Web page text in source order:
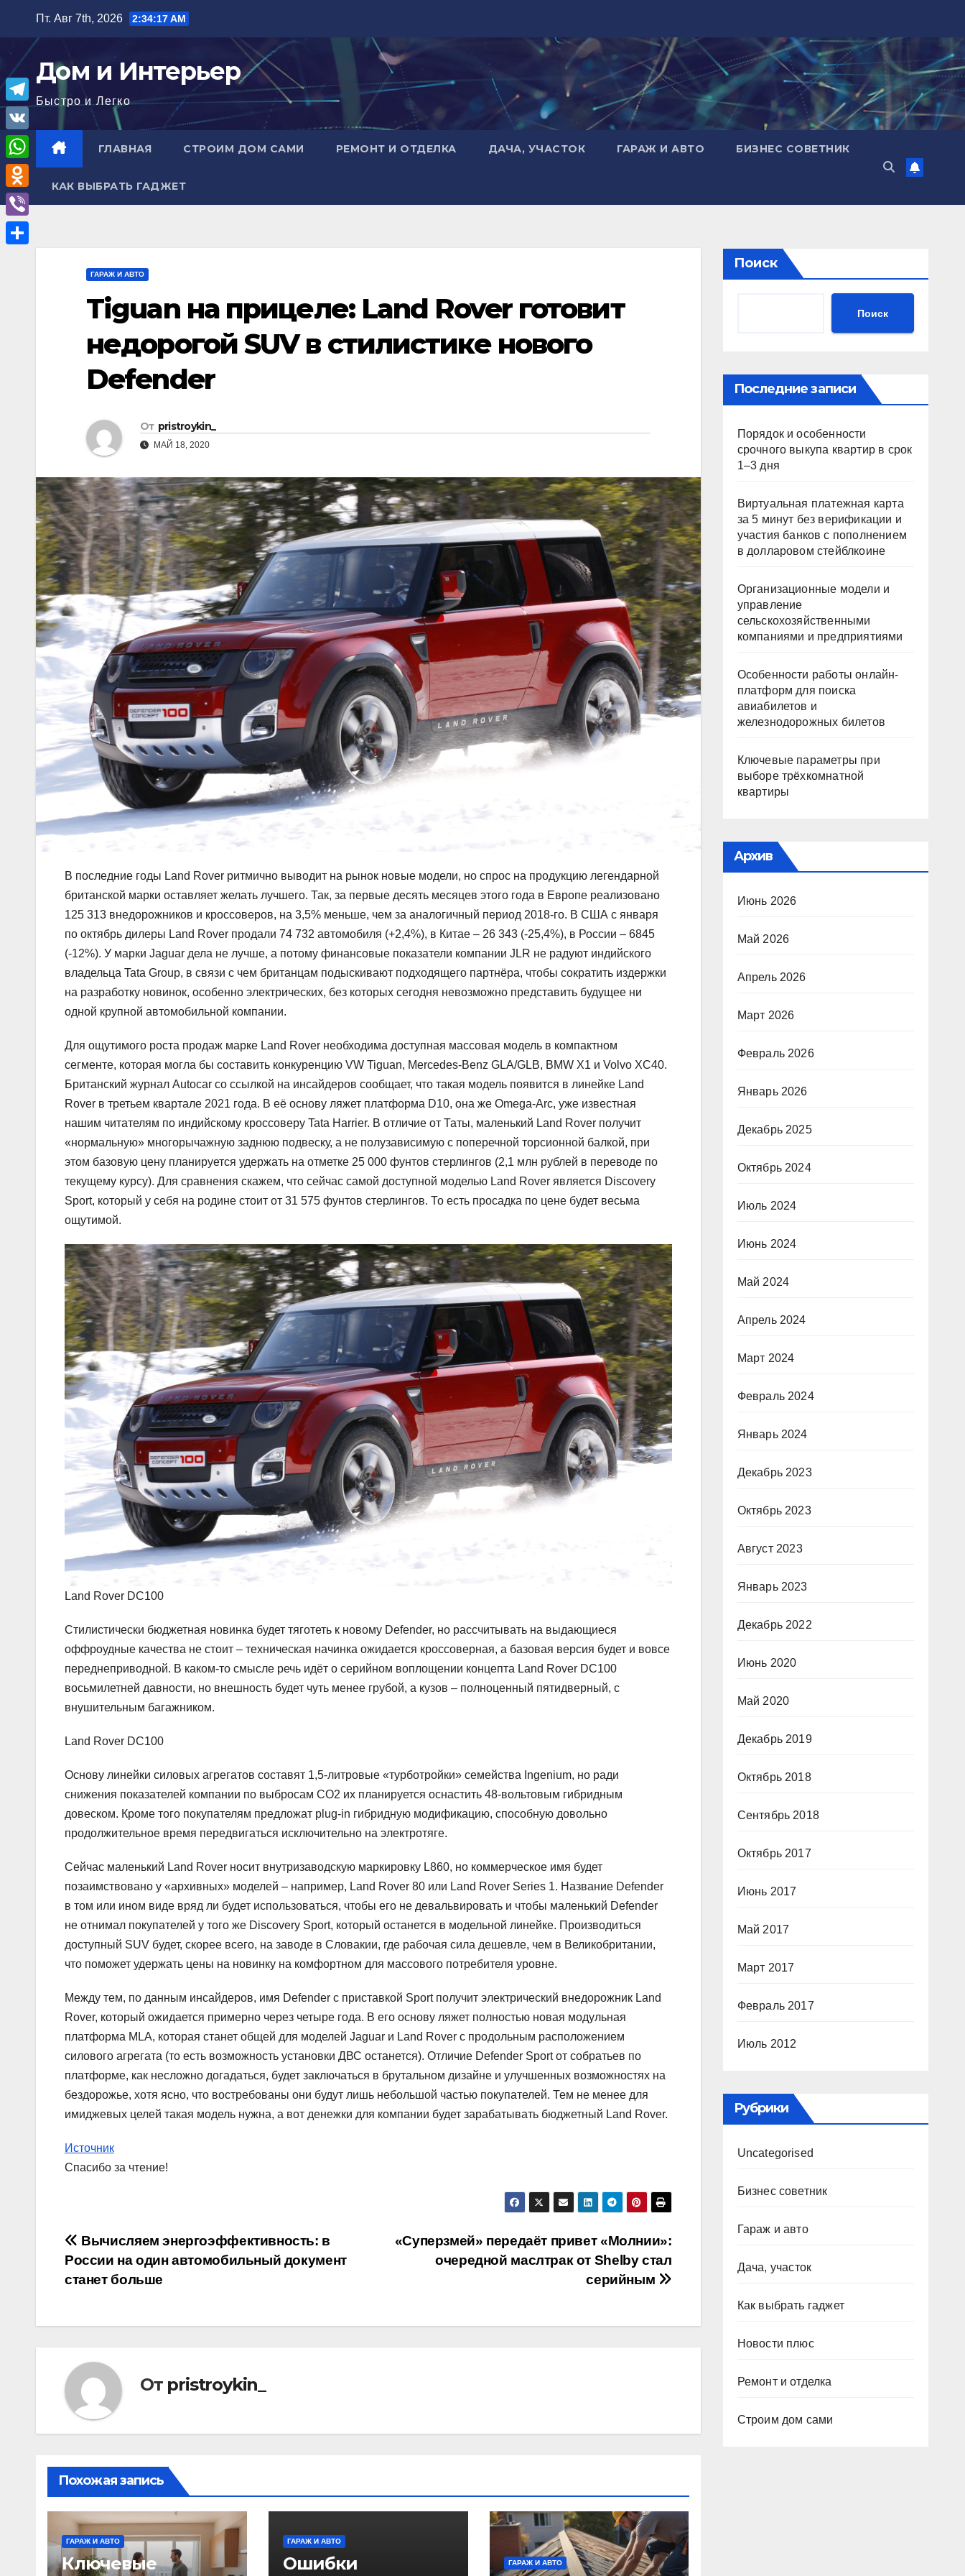
содержимому
Пт. Авг 7th, 2026 2:34:18 AM
Дом и Интерьер
Быстро и Легко
ГЛАВНАЯ СТРОИМ ДОМ САМИ РЕМОНТ И ОТДЕЛКА ДАЧА, УЧАСТОК ГАРАЖ И АВТО БИЗНЕС СОВЕТНИК
КАК ВЫБРАТЬ ГАДЖЕТ
ГАРАЖ И АВТО
Tiguan на прицеле: Land Rover готовит
недорогой SUV в стилистике нового
Defender
От pristroykin_
МАЙ 18, 2020
В последние годы Land Rover ритмично выводит на рынок новые модели, но спрос на продукцию легендарной
британской марки оставляет желать лучшего. Так, за первые десять месяцев этого года в Европе реализовано
125 313 внедорожников и кроссоверов, на 3,5% меньше, чем за аналогичный период 2018-го. В США с января
по октябрь дилеры Land Rover продали 74 732 автомобиля (+2,4%), в Китае – 26 343 (-25,4%), в России – 6845
(-12%). У марки Jaguar дела не лучше, а потому финансовые показатели компании JLR не радуют индийского
владельца Tata Group, в связи с чем британцам подыскивают подходящего партнёра, чтобы сократить издержки
на разработку новинок, особенно электрических, без которых сегодня невозможно представить будущее ни
одной крупной автомобильной компании.
Для ощутимого роста продаж марке Land Rover необходима доступная массовая модель в компактном
сегменте, которая могла бы составить конкуренцию VW Tiguan, Mercedes-Benz GLA/GLB, BMW X1 и Volvo XC40.
Британский журнал Autocar со ссылкой на инсайдеров сообщает, что такая модель появится в линейке Land
Rover в третьем квартале 2021 года. В её основу ляжет платформа D10, она же Omega-Arc, уже известная
нашим читателям по индийскому кроссоверу Tata Harrier. В отличие от Таты, маленький Land Rover получит
«нормальную» многорычажную заднюю подвеску, а не полузависимую с поперечной торсионной балкой, при
этом базовую цену планируется удержать на отметке 25 000 фунтов стерлингов (2,1 млн рублей в переводе по
текущему курсу). Для сравнения скажем, что сейчас самой доступной моделью Land Rover является Discovery
Sport, который у себя на родине стоит от 31 575 фунтов стерлингов. То есть просадка по цене будет весьма
ощутимой.
Land Rover DC100
Стилистически бюджетная новинка будет тяготеть к новому Defender, но рассчитывать на выдающиеся
оффроудные качества не стоит – техническая начинка ожидается кроссоверная, а базовая версия будет и вовсе
переднеприводной. В каком-то смысле речь идёт о серийном воплощении концепта Land Rover DC100
восьмилетней давности, но внешность будет чуть менее грубой, а кузов – полноценный пятидверный, с
внушительным багажником.
Land Rover DC100
Основу линейки силовых агрегатов составят 1,5-литровые «турботройки» семейства Ingenium, но ради
снижения показателей компании по выбросам СО2 их планируется оснастить 48-вольтовым гибридным
довеском. Кроме того покупателям предложат plug-in гибридную модификацию, способную довольно
продолжительное время передвигаться исключительно на электротяге.
Сейчас маленький Land Rover носит внутризаводскую маркировку L860, но коммерческое имя будет
позаимствовано у «архивных» моделей – например, Land Rover 80 или Land Rover Series 1. Название Defender
в том или ином виде вряд ли будет использоваться, чтобы его не девальвировать и чтобы маленький Defender
не отнимал покупателей у того же Discovery Sport, который останется в модельной линейке. Производиться
доступный SUV будет, скорее всего, на заводе в Словакии, где рабочая сила дешевле, чем в Великобритании,
что поможет удержать цены на новинку на комфортном для массового потребителя уровне.
Между тем, по данным инсайдеров, имя Defender с приставкой Sport получит электрический внедорожник Land
Rover, который ожидается примерно через четыре года. В его основу ляжет полностью новая модульная
платформа MLA, которая станет общей для моделей Jaguar и Land Rover с продольным расположением
силового агрегата (то есть возможность установки ДВС останется). Отличие Defender Sport от собратьев по
платформе, как несложно догадаться, будет заключаться в брутальном дизайне и улучшенных возможностях на
бездорожье, хотя ясно, что востребованы они будут лишь небольшой частью покупателей. Тем не менее для
имиджевых целей такая модель нужна, а вот денежки для компании будет зарабатывать бюджетный Land Rover.
Источник
Спасибо за чтение!
Навигация
по
«Суперзмей» передаёт привет «Молнии»:
очередной маслтрак от Shelby стал
серийным
Вычисляем энергоэффективность: в
России на один автомобильный документ
станет больше
От pristroykin_
Похожая запись
ГАРАЖ И АВТО
Ключевые
ГАРАЖ И АВТО
Ошибки
ГАРАЖ И АВТО
Поиск
Поиск
Последние записи
Порядок и особенности
срочного выкупа квартир в срок
1–3 дня
Виртуальная платежная карта
за 5 минут без верификации и
участия банков с пополнением
в долларовом стейблкоине
Организационные модели и
управление
сельскохозяйственными
компаниями и предприятиями
Особенности работы онлайн-
платформ для поиска
авиабилетов и
железнодорожных билетов
Ключевые параметры при
выборе трёхкомнатной
квартиры
Архив
Июнь 2026
Май 2026
Апрель 2026
Март 2026
Февраль 2026
Январь 2026
Декабрь 2025
Октябрь 2024
Июль 2024
Июнь 2024
Май 2024
Апрель 2024
Март 2024
Февраль 2024
Январь 2024
Декабрь 2023
Октябрь 2023
Август 2023
Январь 2023
Декабрь 2022
Июнь 2020
Май 2020
Декабрь 2019
Октябрь 2018
Сентябрь 2018
Октябрь 2017
Июнь 2017
Май 2017
Март 2017
Февраль 2017
Июль 2012
Рубрики
Uncategorised
Бизнес советник
Гараж и авто
Дача, участок
Как выбрать гаджет
Новости плюс
Ремонт и отделка
Строим дом сами
T
e
l
e
g
r
V
K
W
h
a
O
d
n
V